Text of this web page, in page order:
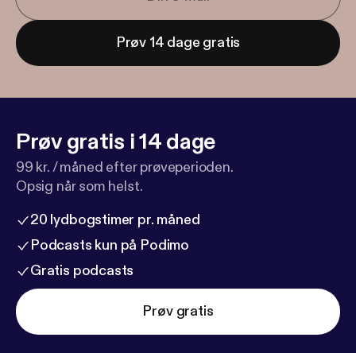
Prøv 14 dage gratis
Prøv gratis i 14 dage
99 kr. / måned efter prøveperioden.
Opsig når som helst.
20 lydbogstimer pr. måned
Podcasts kun på Podimo
Gratis podcasts
Prøv gratis